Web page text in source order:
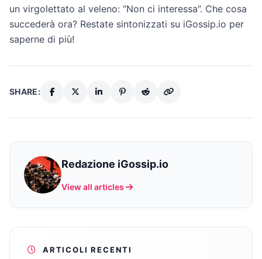
un virgolettato al veleno: “Non ci interessa”. Che cosa
succederà ora? Restate sintonizzati su iGossip.io per
saperne di più!
SHARE:
Redazione iGossip.io
View all articles
ARTICOLI RECENTI